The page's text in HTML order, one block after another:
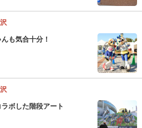
んも気合十分！
ボした階段アート